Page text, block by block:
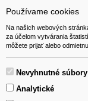
Používame cookies
Na našich webových
za účelom vytvárania
môžete prijať alebo
Nevyhnutné
Analytické
ADRESA
VEST - tech s.r.o.
Hviezdoslavova
Slovakia (Slovak